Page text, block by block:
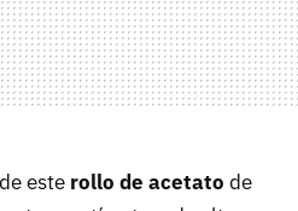
este rollo de acetato de